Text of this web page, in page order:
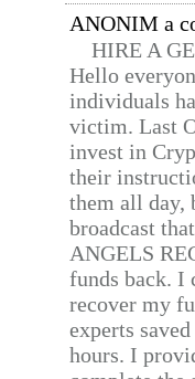
ANONIM a
HIRE A
Hello
individuals
victim. Last
invest in
their
them all day,
broadcast
ANGELS
funds back. I
recover my
experts
hours. I